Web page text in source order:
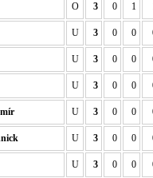
O 3 0 1
U 3 0 0
U 3 0 0
U 3 0 0
U 3 0 0
U 3 0 0
U 3 0 0